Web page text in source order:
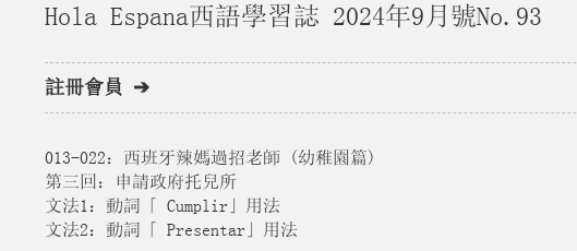
Hola Espana西語學習誌 2024年9月號No.93
註冊會員 ➔
013-022：西班牙辣媽過招老師 (幼稚園篇)
第三回：申請政府托兒所
文法1：動詞「 Cumplir」用法
文法2：動詞「 Presentar」用法